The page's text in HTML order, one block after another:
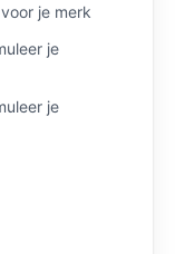
je merk
je
je